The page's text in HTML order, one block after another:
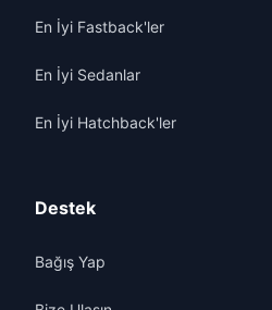
En İyi Fastback'ler
En İyi Sedanlar
En İyi Hatchback'ler
Destek
Bağış Yap